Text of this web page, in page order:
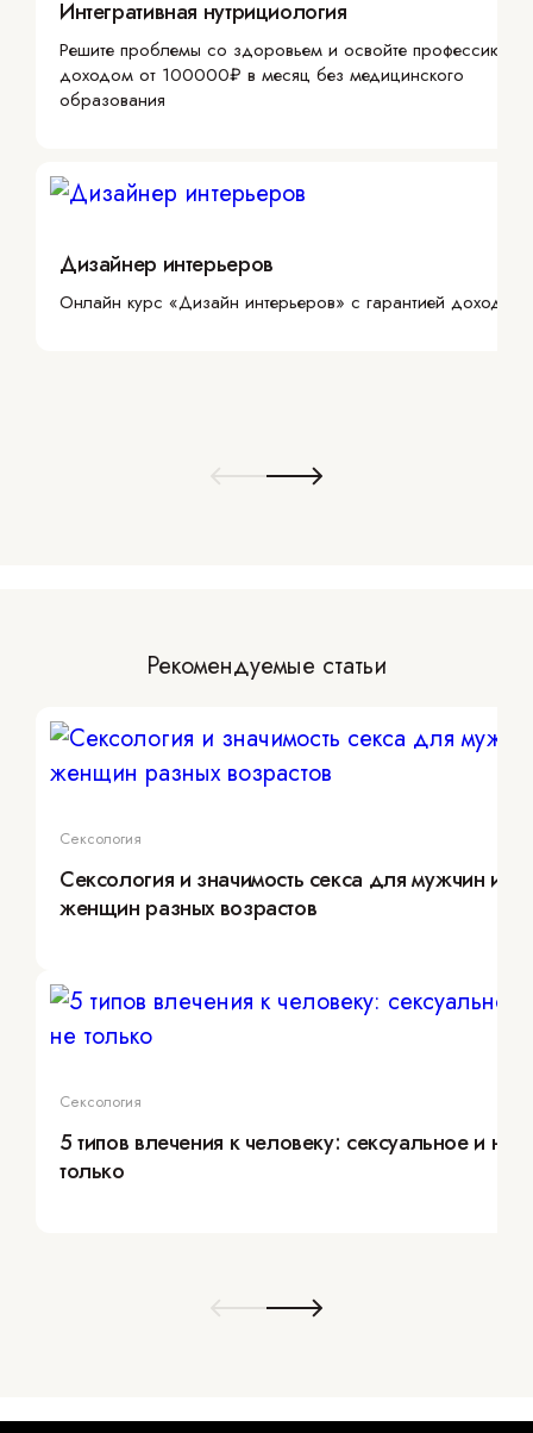
Интегративная нутрициология
Решите проблемы со здоровьем и освойте профессию с
доходом от 100000₽ в месяц без медицинского
образования
Дизайнер интерьеров
Онлайн курс «Дизайн интерьеров» с гарантией дохода
Рекомендуемые статьи
Сексология
Сексология и значимость секса для мужчин и
женщин разных возрастов
Сексология
5 типов влечения к человеку: сексуальное и не
только